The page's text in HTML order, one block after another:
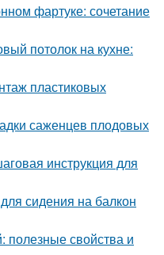
фартуке: сочетание
потолок на кухне:
пластиковых
саженцев плодовых
инструкция для
сидения на балкон
полезные свойства и